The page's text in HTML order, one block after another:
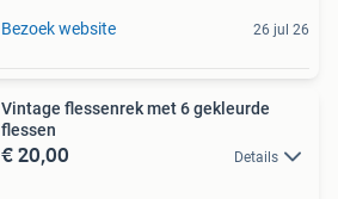
Bezoek website 26 jul 26
Vintage flessenrek met 6 gekleurde
flessen
€ 20,00 Details